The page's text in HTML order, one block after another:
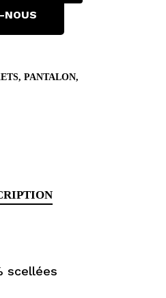
NOUS
, PANTALON,
scellées